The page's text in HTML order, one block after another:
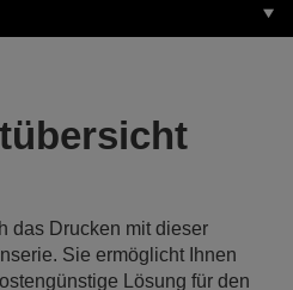
das Drucken mit dieser
Sie ermöglicht Ihnen
Lösung für den